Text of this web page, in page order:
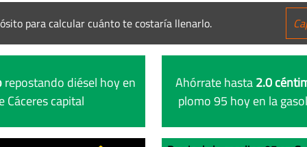
para calcular cuánto te costaría llenarlo.
repostando diésel hoy en
Cáceres capital
Ahórrate hasta2.0
plomo 95 hoy en la